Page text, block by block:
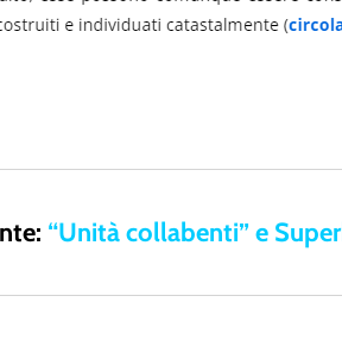
“Unità collabenti” e